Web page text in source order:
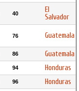
40
El
Salvador
76 Guatemala
86 Guatemala
94 Honduras
96 Honduras